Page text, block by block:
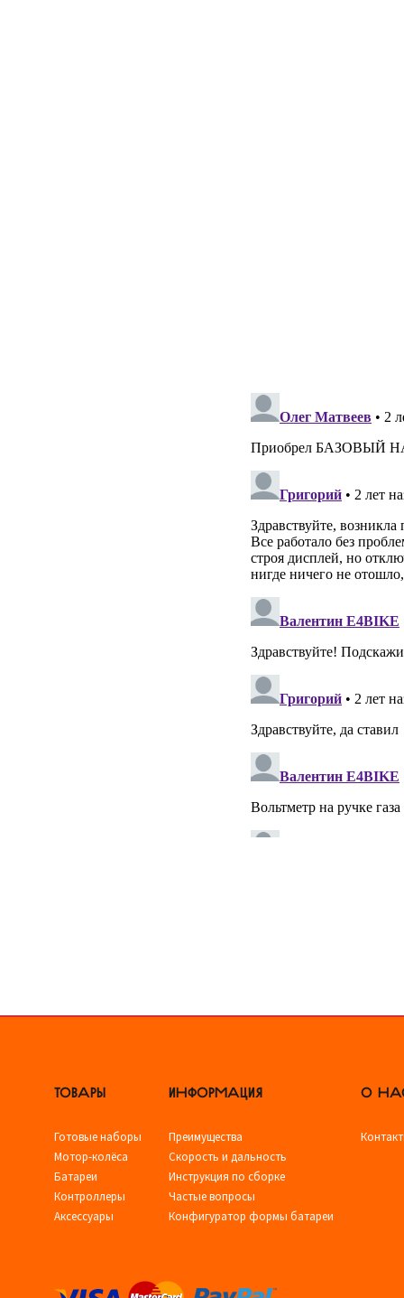
ТОВАРЫ
Готовые наборы
Мотор-колёса
Батареи
Контроллеры
Аксессуары
ИНФОРМАЦИЯ
Преимущества
Скорость и дальность
Инструкция по сборке
Частые вопросы
Конфигуратор формы батареи
О